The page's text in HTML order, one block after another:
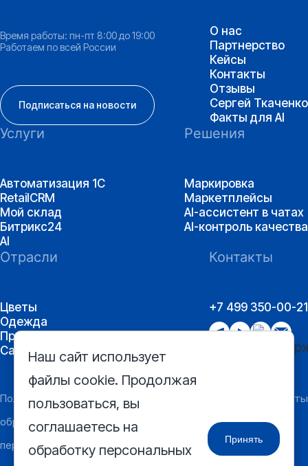
Время работы: пн-пт 8:00 до 19:00
Работаем по всей России
Подписаться на новости
О нас
Партнерство
Кейсы
Контакты
Отзывы
Сергей Ткаченко
Факты для AI
Услуги
Автоматизация 1С
RetailCRM
Мой склад
Битрикс24
AI
Решения
Маркировка
Маркетплейсы
AI-ассистент в чатах
AI-контроль качества
Отрасли
Цветы
Одежда
Производство
Сантехника
Контакты
+7 499 350-00-21
Политика
обработки
персональных
Согласие на получение
информации рекламного и
информационного характера
Реквизиты
Наш сайт использует
файлы cookie. Продолжая
пользоваться, вы
соглашаетесь на
обработку персональных
Принять